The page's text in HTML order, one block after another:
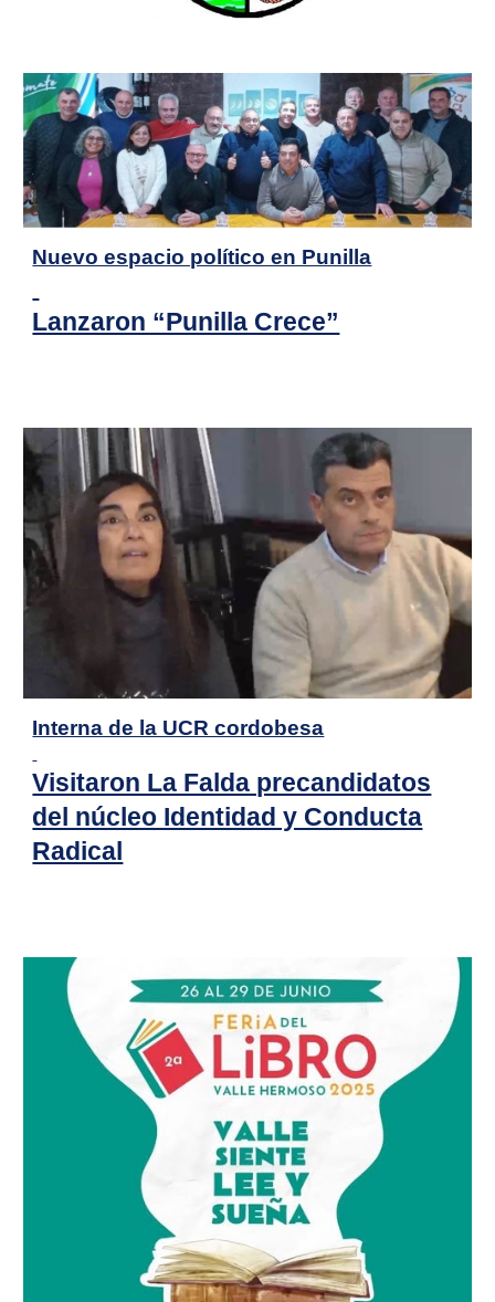
Nuevo espacio político en Punilla
Lanzaron “Punilla Crece”
Interna de la UCR cordobesa
Visitaron La Falda precandidatos
del núcleo Identidad y Conducta
Radical